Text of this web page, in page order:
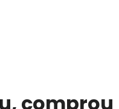
comprou